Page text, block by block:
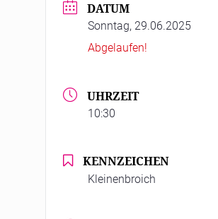
DATUM
Sonntag, 29.06.2025
Abgelaufen!
UHRZEIT
10:30
KENNZEICHEN
Kleinenbroich